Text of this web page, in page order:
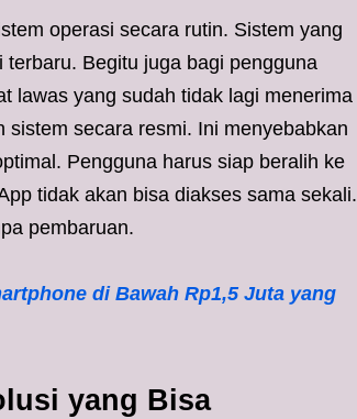
operasi secara rutin. Sistem yang
Begitu juga bagi pengguna
lawas yang sudah tidak lagi menerima
secara resmi. Ini menyebabkan
Pengguna harus siap beralih ke
tidak akan bisa diakses sama sekali.
pembaruan.
di Bawah Rp1,5 Juta yang
yang Bisa